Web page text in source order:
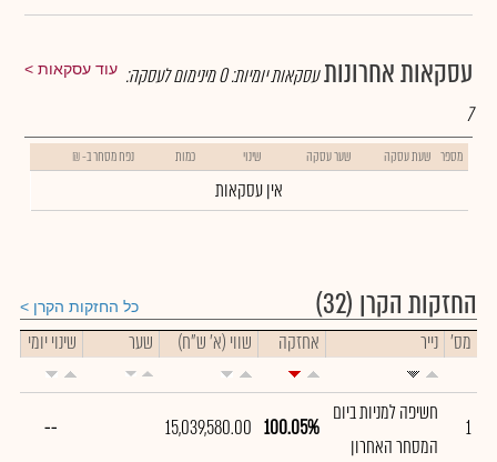
עסקאות אחרונות עוד עסקאות עסקאות יומיות:0מינימום לעסקה:
7
מספר שעת עסקה שער עסקה שינוי כמות נפח מסחר ב- ₪
אין עסקאות
החזקות הקרן (32) כל החזקות הקרן
מס' נייר אחזקה שווי (א' ש"ח) שער שינוי יומי
1
חשיפה למניות ביום
המסחר האחרון
100.05%
15,039,580.00
--